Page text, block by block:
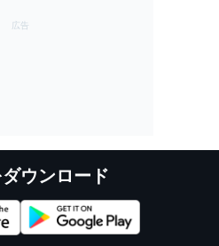
ウンロード